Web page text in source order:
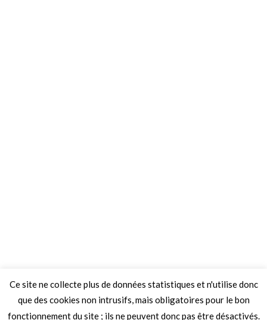
Ce site ne collecte plus de données statistiques et n'utilise donc
que des cookies non intrusifs, mais obligatoires pour le bon
fonctionnement du site ; ils ne peuvent donc pas être désactivés.